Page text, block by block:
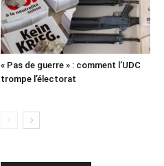
« Pas de guerre » : comment l’UDC
trompe l’électorat